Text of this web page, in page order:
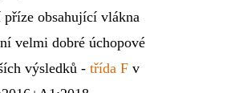
obsahující vlákna
velmi dobré úchopové
výsledků - třída F v